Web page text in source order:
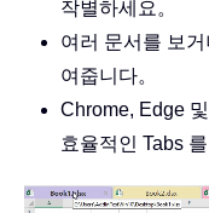
작별하세요。
여러 문서를 보
여줍니다。
Chrome, Edge
효율적인 Tabs